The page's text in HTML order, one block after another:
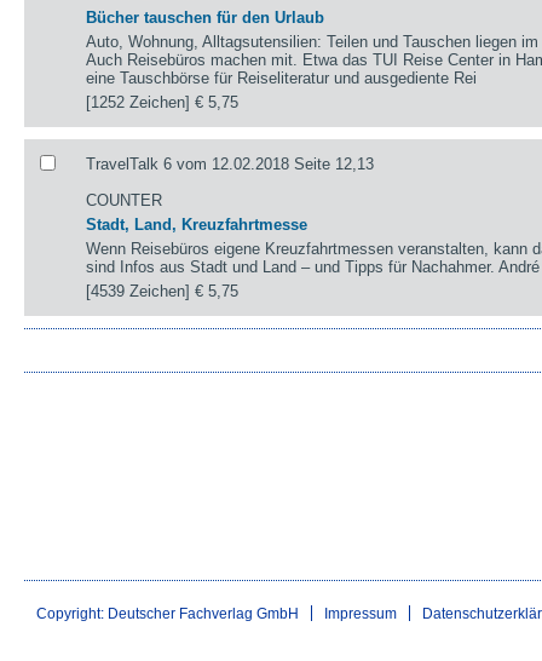
Bücher tauschen für den Urlaub
Auto, Wohnung, Alltagsutensilien: Teilen und Tauschen liegen
Auch Reisebüros machen mit. Etwa das TUI Reise Center in
eine Tauschbörse für Reiseliteratur und ausgediente Rei
[1252 Zeichen]€ 5,75
TravelTalk 6 vom 12.02.2018 Seite 12,13
COUNTER
Stadt, Land, Kreuzfahrtmesse
Wenn Reisebüros eigene Kreuzfahrtmessen veranstalten, kann
sind Infos aus Stadt und Land – und Tipps für Nachahmer.
[4539 Zeichen]€ 5,75
Copyright: Deutscher Fachverlag GmbH Impressum